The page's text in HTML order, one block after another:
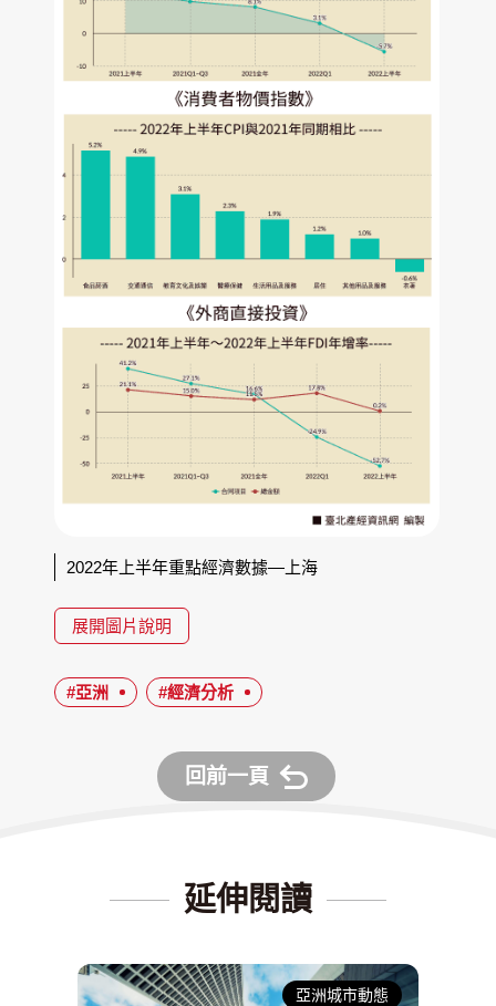
2022年上半年重點經濟數據—上海
展開圖片說明
#亞洲 #經濟分析
回前一頁
延伸閱讀
亞洲城市動態